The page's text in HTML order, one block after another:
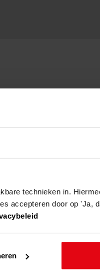
technieken in.
accepteren door op 'Ja,
een veestal